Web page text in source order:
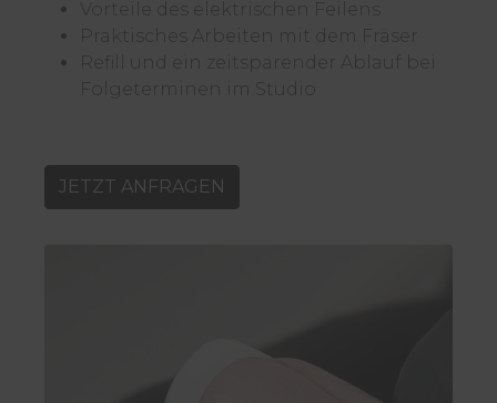
Vorteile des elektrischen Feilens
Praktisches Arbeiten mit dem Fräser
Refill und ein zeitsparender Ablauf bei
Folgeterminen im Studio
JETZT ANFRAGEN